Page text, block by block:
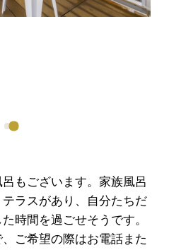
もございます。家族風呂
ラスがあり、自分たちだ
時間を過ごせそうです。
ご希望の際はお電話また